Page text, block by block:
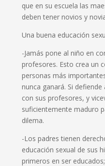
que en su escuela las
deben tener novios y
Una buena educación
-Jamás pone al niño en
profesores. Esto crea un
personas más
nunca ganará. Si
con sus profesores, y
suficientemente maduro
dilema.
-Los padres tienen
educación sexual de sus
primeros en ser